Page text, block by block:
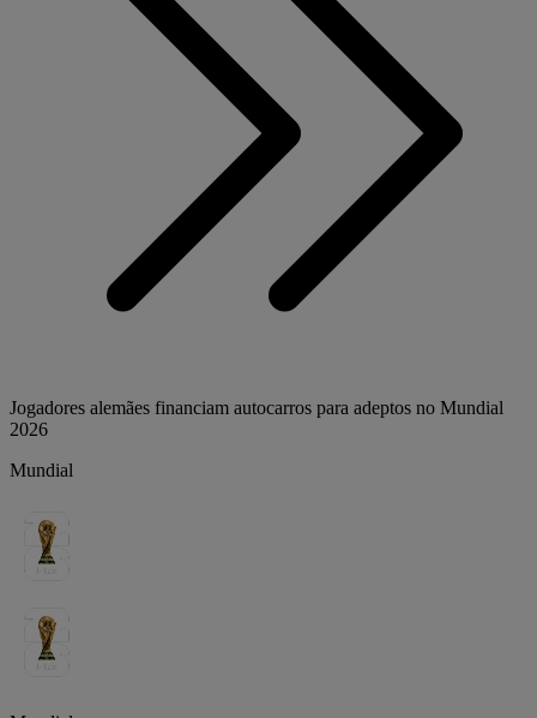
Jogadores alemães financiam autocarros para adeptos no Mundial
2026
Mundial